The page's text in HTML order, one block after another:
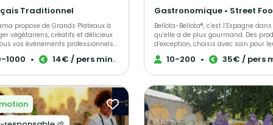
(Tour Eiffel). 🎉 Événements Mariages,
et institutionnels. 📍 Paris & Île-de-France
📩 Devis sur mesure sur demande
Traditionnel
propose de Grands Plateaux à
végétariens, créatifs et délicieux
vos évènements professionnels
haut de gamme. Nous vous
de : - Proposer une offre
à un traiteur plus traditionnel -
simplement tous les régimes
1000 • 14€ / pers min.
Bellota-Bellota®, c’est l’Espagne
qu’elle a de plus gourmand. Des
d’exception, choisis avec soin pour
goût et leur authenticité. Jambons,
et bien d’autres à découvrir dans nos
moments uniques, nous créons des
événements sur mesure, alliant
générosité. Un plaisir vrai, simple et
comme on les aime.
10-200 • 35€ / pers